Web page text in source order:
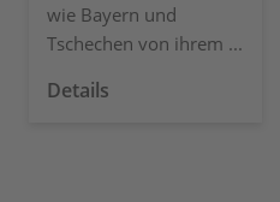
wie Bayern und
Tschechen von ihrem ...
Details